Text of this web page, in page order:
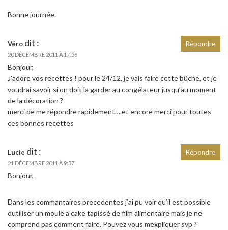
Bonne journée.
Véro dit :
20 DÉCEMBRE 2011 À 17:56
Bonjour,
J’adore vos recettes ! pour le 24/12, je vais faire cette bûche, et je
voudrai savoir si on doit la garder au congélateur jusqu’au moment
de la décoration ?
merci de me répondre rapidement….et encore merci pour toutes
ces bonnes recettes
Répondre
Lucie dit :
21 DÉCEMBRE 2011 À 9:37
Bonjour,
Dans les commantaires precedentes j’ai pu voir qu’il est possible
dutiliser un moule a cake tapissé de film alimentaire mais je ne
comprend pas comment faire. Pouvez vous mexpliquer svp ?
Répondre